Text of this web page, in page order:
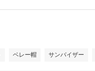
ベレー帽 サンバイザー